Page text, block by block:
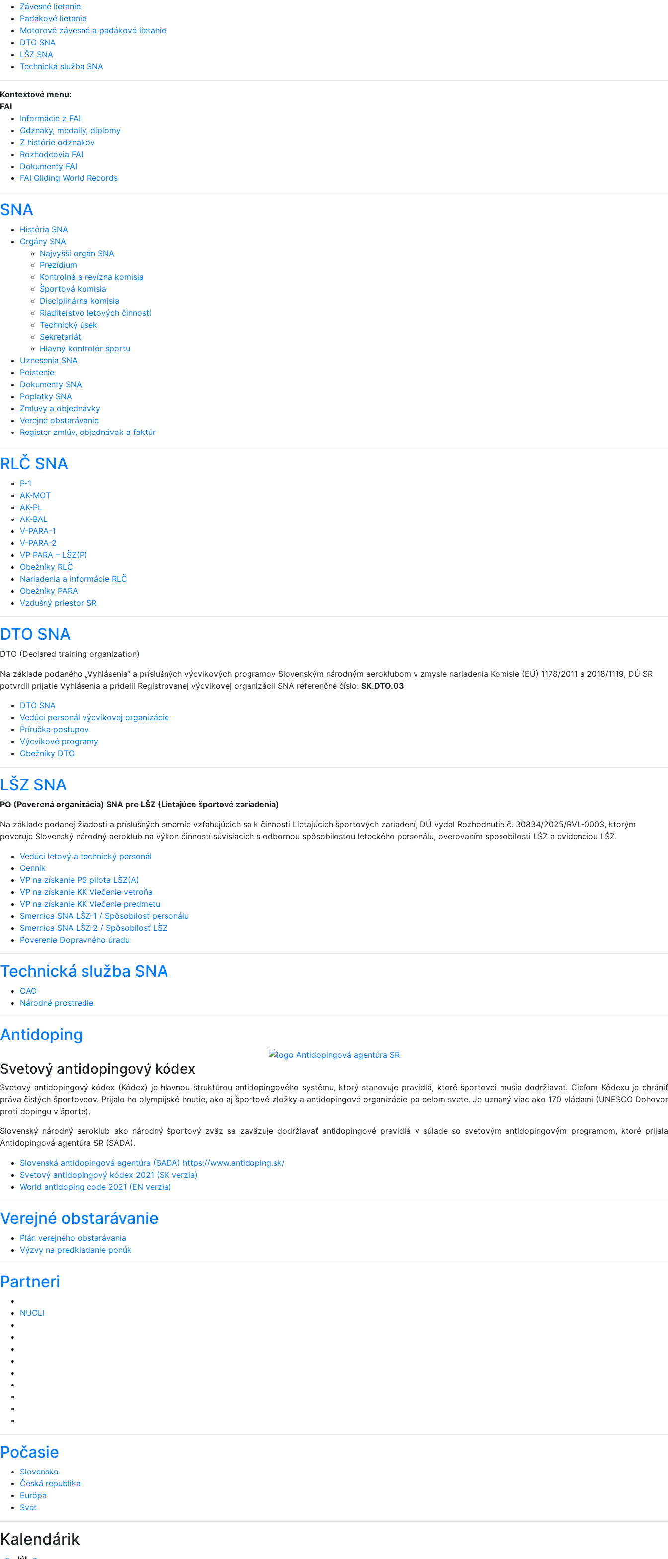
Závesné lietanie
Padákové lietanie
Motorové závesné a padákové lietanie
DTO SNA
LŠZ SNA
Technická služba SNA
Kontextové menu:
FAI
Informácie z FAI
Odznaky, medaily, diplomy
Z histórie odznakov
Rozhodcovia FAI
Dokumenty FAI
FAI Gliding World Records
SNA
História SNA
Orgány SNA
Najvyšší orgán SNA
Prezídium
Kontrolná a revízna komisia
Športová komisia
Disciplinárna komisia
Riaditeľstvo letových činností
Technický úsek
Sekretariát
Hlavný kontrolór športu
Uznesenia SNA
Poistenie
Dokumenty SNA
Poplatky SNA
Zmluvy a objednávky
Verejné obstarávanie
Register zmlúv, objednávok a faktúr
RLČ SNA
P-1
AK-MOT
AK-PL
AK-BAL
V-PARA-1
V-PARA-2
VP PARA – LŠZ(P)
Obežníky RLČ
Nariadenia a informácie RLČ
Obežníky PARA
Vzdušný priestor SR
DTO SNA
DTO (Declared training organization)
Na základe podaného „Vyhlásenia“ a príslušných výcvikových programov Slovenským národným aeroklubom v zmysle nariadenia Komisie (EÚ) 1178/2011 a 2018/1119, DÚ SR
potvrdil prijatie Vyhlásenia a pridelil Registrovanej výcvikovej organizácii SNA referenčné číslo: SK.DTO.03
DTO SNA
Vedúci personál výcvikovej organizácie
Príručka postupov
Výcvikové programy
Obežníky DTO
LŠZ SNA
PO (Poverená organizácia) SNA pre LŠZ (Lietajúce športové zariadenia)
Na základe podanej žiadosti a príslušných smerníc vzťahujúcich sa k činnosti Lietajúcich športových zariadení, DÚ vydal Rozhodnutie č. 30834/2025/RVL-0003, ktorým
poveruje Slovenský národný aeroklub na výkon činností súvisiacich s odbornou spôsobilosťou leteckého personálu, overovaním sposobilosti LŠZ a evidenciou LŠZ.
Vedúci letový a technický personál
Cenník
VP na získanie PS pilota LŠZ(A)
VP na získanie KK Vlečenie vetroňa
VP na získanie KK Vlečenie predmetu
Smernica SNA LŠZ-1 / Spôsobilosť personálu
Smernica SNA LŠZ-2 / Spôsobilosť LŠZ
Poverenie Dopravného úradu
Technická služba SNA
CAO
Národné prostredie
Antidoping
Svetový antidopingový kódex
Svetový antidopingový kódex (Kódex) je hlavnou štruktúrou antidopingového systému, ktorý stanovuje pravidlá, ktoré športovci musia dodržiavať. Cieľom Kódexu je chrániť
práva čistých športovcov. Prijalo ho olympijské hnutie, ako aj športové zložky a antidopingové organizácie po celom svete. Je uznaný viac ako 170 vládami (UNESCO Dohovor
proti dopingu v športe).
Slovenský národný aeroklub ako národný športový zväz sa zaväzuje dodržiavať antidopingové pravidlá v súlade so svetovým antidopingovým programom, ktoré prijala
Antidopingová agentúra SR (SADA).
Slovenská antidopingová agentúra (SADA) https://www.antidoping.sk/
Svetový antidopingový kódex 2021 (SK verzia)
World antidoping code 2021 (EN verzia)
Verejné obstarávanie
Plán verejného obstarávania
Výzvy na predkladanie ponúk
Partneri
NUOLI
Počasie
Slovensko
Česká republika
Európa
Svet
Kalendárik